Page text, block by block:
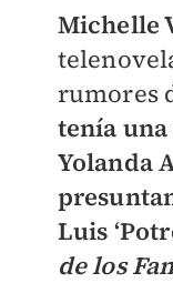
Michelle
rumores
tenía
Yolanda
Luis
de los